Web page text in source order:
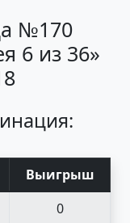
№170
6 из 36»
Выигрыш
0